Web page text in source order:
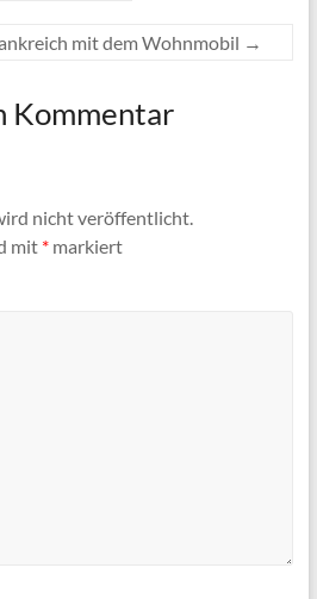
mit dem Wohnmobil →
Kommentar
nicht veröffentlicht.
mit *markiert